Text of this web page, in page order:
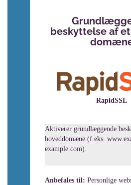
beskyttelse af
RapidSSL
Aktiverer grundlæggende
hoveddomæne (f.eks.
example.com).
Anbefales til: Personlige